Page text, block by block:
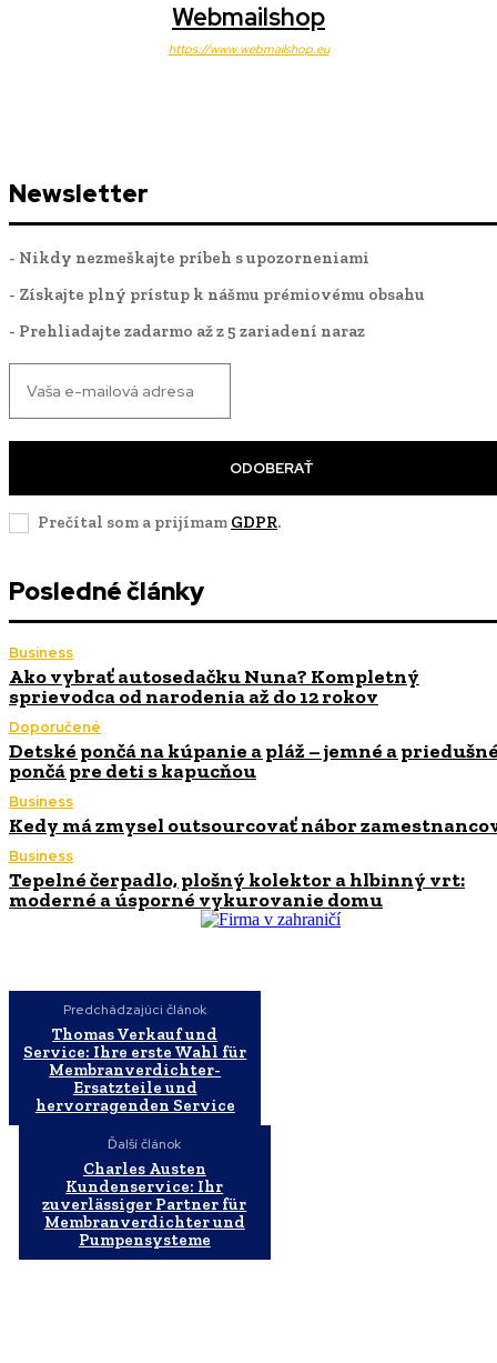
Webmailshop
https://www.webmailshop.eu
Newsletter
- Nikdy nezmeškajte príbeh s upozorneniami
- Získajte plný prístup k nášmu prémiovému obsahu
- Prehliadajte zadarmo až z 5 zariadení naraz
ODOBERAŤ
Prečítal som a prijímam GDPR.
Posledné články
Business
Ako vybrať autosedačku Nuna? Kompletný
sprievodca od narodenia až do 12 rokov
Doporučené
Detské pončá na kúpanie a pláž – jemné a
pončá pre deti s kapucňou
Business
Kedy má zmysel outsourcovať nábor
Business
Tepelné čerpadlo, plošný kolektor a hlbinný vrt:
moderné a úsporné vykurovanie domu
Predchádzajúci článok
Thomas Verkauf und
Service: Ihre erste Wahl für
Membranverdichter-
Ersatzteile und
hervorragenden Service
Ďalší článok
Charles Austen
Kundenservice: Ihr
zuverlässiger Partner für
Membranverdichter und
Pumpensysteme